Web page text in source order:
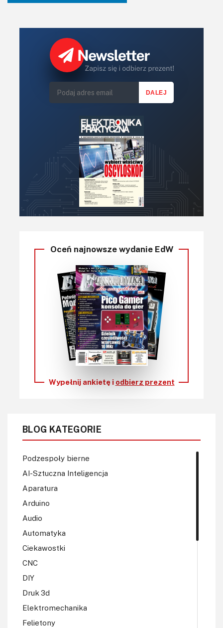
Oceń najnowsze wydanie EdW
Wypełnij ankietę i odbierz prezent
BLOG KATEGORIE
Podzespoły bierne
AI-Sztuczna Inteligencja
Aparatura
Arduino
Audio
Automatyka
Ciekawostki
CNC
DIY
Druk 3d
Elektromechanika
Felietony